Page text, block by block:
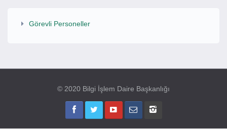
Görevli Personeller
© 2020 Bilgi İşlem Daire Başkanlığı